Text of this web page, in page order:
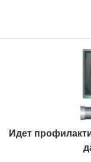
Идет